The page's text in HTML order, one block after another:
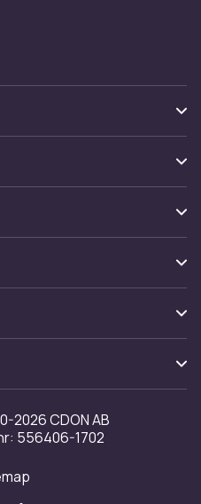
2026 CDON AB
556406-1702